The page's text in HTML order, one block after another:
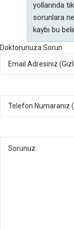
yollarında
sorunlara
kaybı bu
Doktorunuza Sorun